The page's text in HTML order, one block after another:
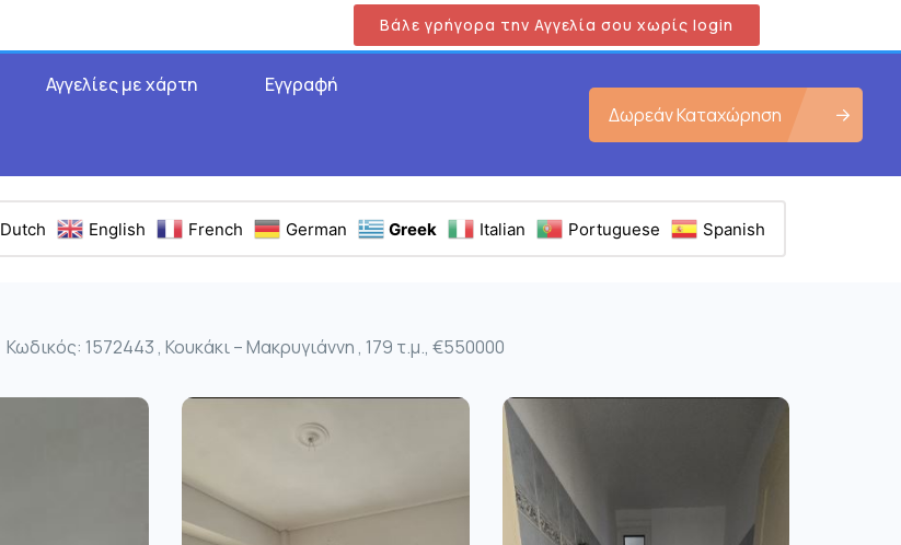
Βάλε γρήγορα την Αγγελία σου χωρίς login
Αγγελίες με χάρτη Εγγραφή
Δωρεάν Καταχώρηση
Dutch English French German Greek Italian Portuguese Spanish
Κωδικός: 1572443 , Κουκάκι – Μακρυγιάννη , 179 τ.μ., €550000